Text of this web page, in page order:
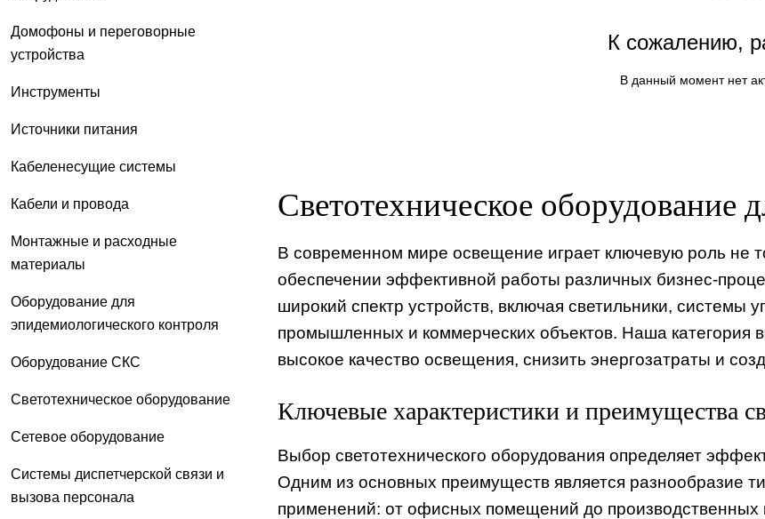
К сожалению,
В данный момент нет
Светотехническое оборудование
В современном мире освещение играет ключевую роль не
обеспечении эффективной работы различных бизнес-
широкий спектр устройств, включая светильники,
промышленных и коммерческих объектов. Наша категория
высокое качество освещения, снизить энергозатраты и
Ключевые характеристики и преимущества
Выбор светотехнического оборудования определяет
Одним из основных преимуществ является разнообразие
применений: от офисных помещений до производственных
Домофоны и переговорные
устройства
Инструменты
Источники питания
Кабеленесущие системы
Кабели и провода
Монтажные и расходные
материалы
Оборудование для
эпидемиологического контроля
Оборудование СКС
Светотехническое оборудование
Сетевое оборудование
Системы диспетчерской связи и
вызова персонала